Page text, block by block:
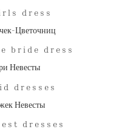
Цветочниц
Невесты
Невесты